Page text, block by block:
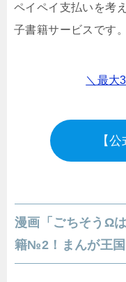
ペイペイ支払いを考
子書籍サービスです。
＼最大
【
漫画「ごちそうΩ
籍№2！まんが王国